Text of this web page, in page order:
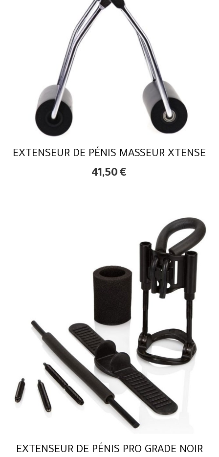
EXTENSEUR DE PÉNIS MASSEUR XTENSE
41,50 €
EXTENSEUR DE PÉNIS PRO GRADE NOIR